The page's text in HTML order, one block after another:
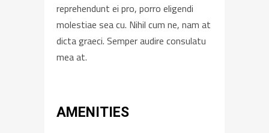
reprehendunt ei pro, porro eligendi
molestiae sea cu. Nihil cum ne, nam at
dicta graeci. Semper audire consulatu
mea at.
AMENITIES